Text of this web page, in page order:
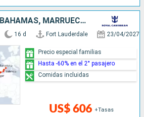
ESTADOS UNIDOS, BAHAMAS, MARRUECOS, ESPAÑA
16 d Fort Lauderdale 23/04/2027
US$ 606 +Tasas
Precio especial familias
Hasta -60% en el 2° pasajero
Comidas incluidas